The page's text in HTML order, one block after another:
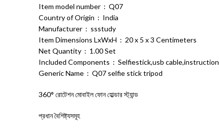
Item model number ‏ : ‎ Q07
Country of Origin ‏ : ‎ India
Manufacturer ‏ : ‎ ssstudy
Item Dimensions LxWxH ‏ : ‎ 20 x 5 x 3 Centimeters
Net Quantity ‏ : ‎ 1.00 Set
Included Components ‏ : ‎ Selfiestick,usb cable,instruction
Generic Name ‏ : ‎ Q07 selfie stick tripod
360° রোটেশন মোবাইল ফোন হোল্ডার স্ট্যান্ড
প্রধান বৈশিষ্ট্যসমূহ